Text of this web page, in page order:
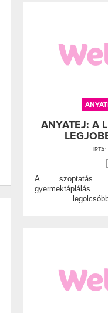
ANYATEJ: A
ÍRTA:
A szoptatás a